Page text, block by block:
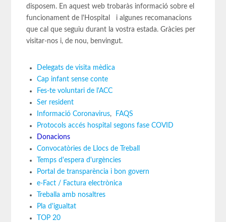
disposem. En aquest web trobaràs informació sobre el
funcionament de l'Hospital i algunes recomanacions
que cal que seguiu durant la vostra estada. Gràcies per
visitar-nos i, de nou, benvingut.
Delegats de visita mèdica
Cap infant sense conte
Fes-te voluntari de l'ACC
Ser resident
Informació Coronavirus,
FAQS
Protocols accés hospital segons fase COVID
Donacions
Convocatòries de Llocs de Treball
Temps d'espera d'urgències
Portal de transparència i bon govern
e-Fact / Factura electrònica
Treballa amb nosaltres
Pla d'igualtat
TOP 20